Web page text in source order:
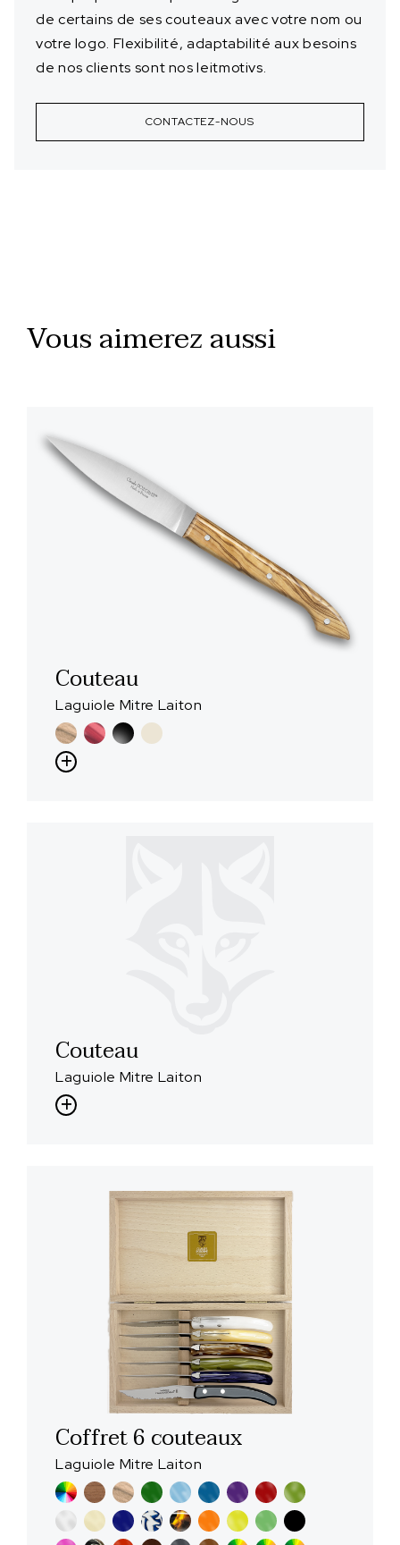
de certains de ses couteaux avec votre nom ou
votre logo. Flexibilité, adaptabilité aux besoins
de nos clients sont nos leitmotivs.
CONTACTEZ-NOUS
Vous aimerez aussi
Couteau
Laguiole Mitre Laiton
Couteau
Laguiole Mitre Laiton
Coffret 6 couteaux
Laguiole Mitre Laiton